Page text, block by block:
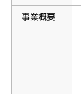
事業概要